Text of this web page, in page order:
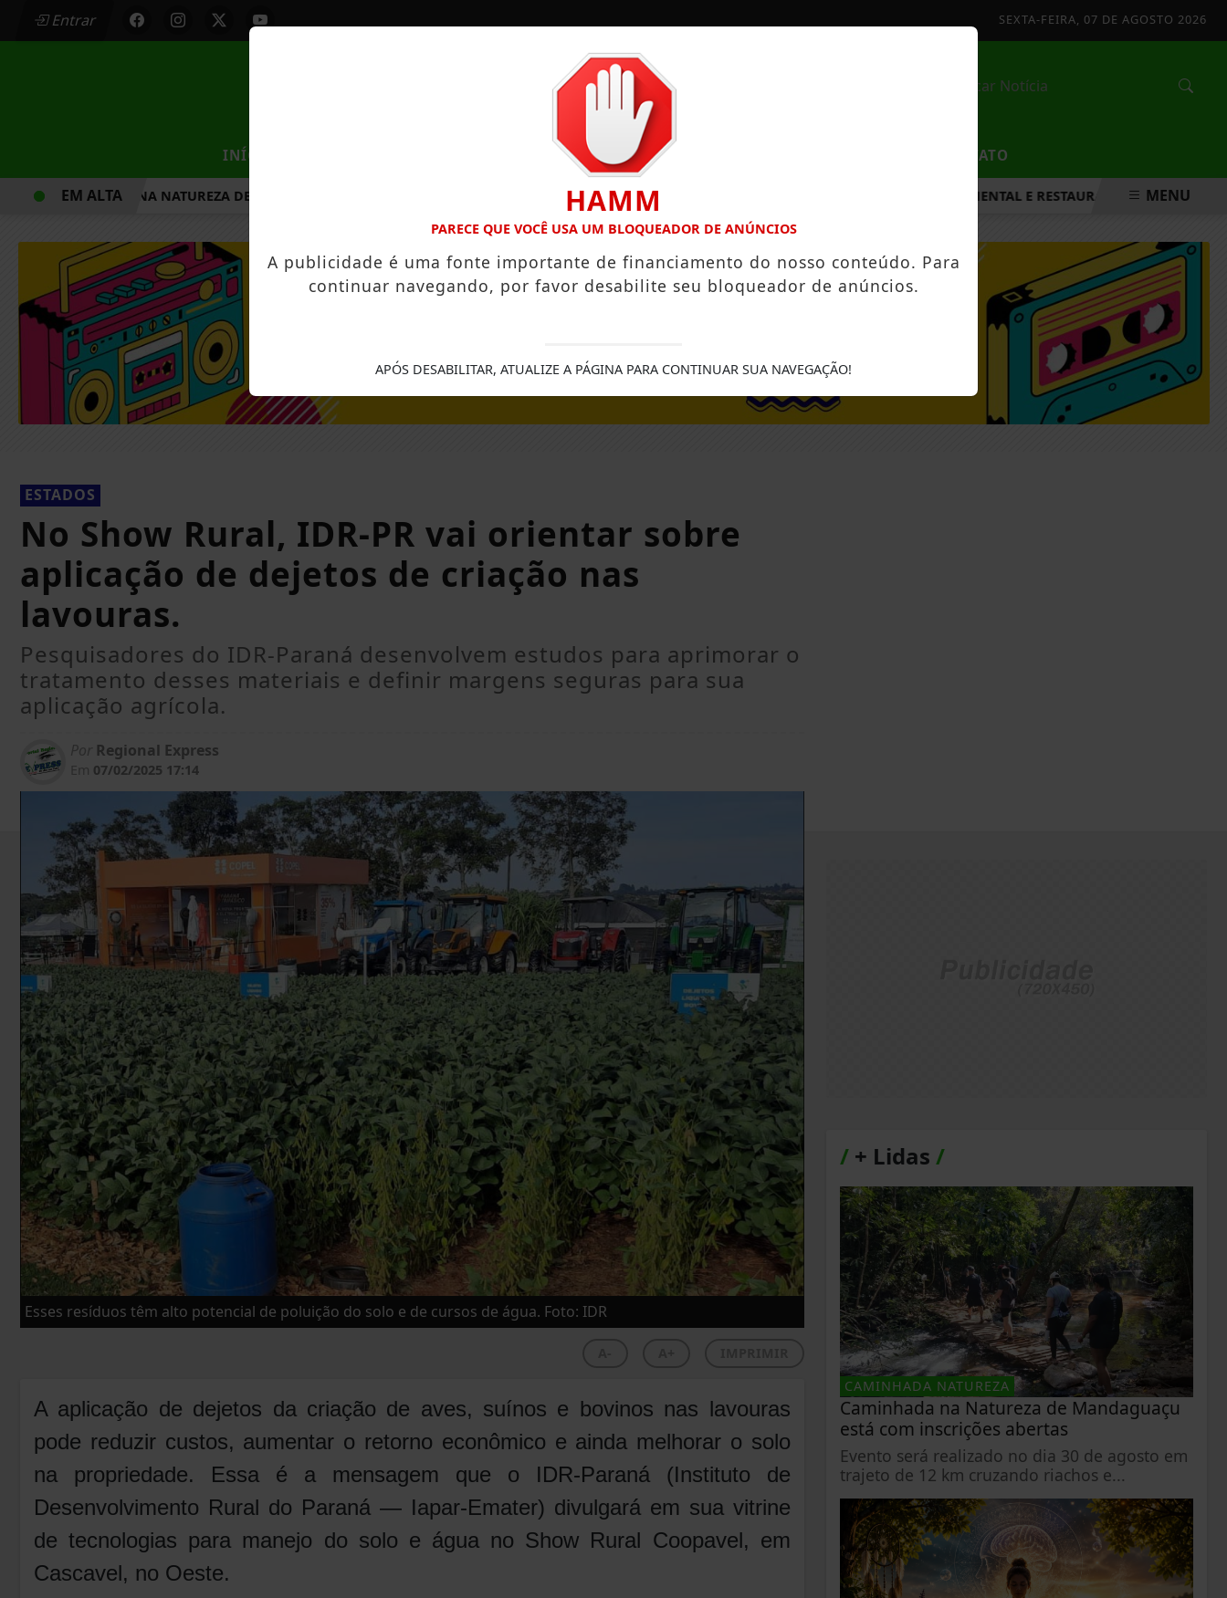
Entrar SEXTA-FEIRA, 07 DE AGOSTO 2026
INÍCIO ESPORTES COLUNAS CONTATO
CAMINHADA NA NATUREZA DE MANDAGUAÇU ESTÁ COM INSCRIÇÕES ABERTAS PRÁTICAS ESPIRITUAIS QUE PODEM FORTALECER A SAÚDE MENTAL E RESTAURAR O EQUILÍBRIO
EM ALTA MENU
FECHAR
ESTADOS
No Show Rural, IDR-PR vai orientar sobre
aplicação de dejetos de criação nas
lavouras.
Pesquisadores do IDR-Paraná desenvolvem estudos para aprimorar o
tratamento desses materiais e definir margens seguras para sua
aplicação agrícola.
Por Regional Express
Em 07/02/2025 17:14
Esses resíduos têm alto potencial de poluição do solo e de cursos de água. Foto: IDR
A aplicação de dejetos da criação de aves, suínos e bovinos nas lavouras
pode reduzir custos, aumentar o retorno econômico e ainda melhorar o solo
na propriedade. Essa é a mensagem que o IDR-Paraná (Instituto de
Desenvolvimento Rural do Paraná — Iapar-Emater) divulgará em sua vitrine
de tecnologias para manejo do solo e água no Show Rural Coopavel, em
Cascavel, no Oeste.
/+ Lidas /
CAMINHADA NATUREZA
Caminhada na Natureza de Mandaguaçu
está com inscrições abertas
Evento será realizado no dia 30 de agosto em
trajeto de 12 km cruzando riachos e...
HAMM
PARECE QUE VOCÊ USA UM BLOQUEADOR DE ANÚNCIOS
A publicidade é uma fonte importante de financiamento do nosso conteúdo. Para
continuar navegando, por favor desabilite seu bloqueador de anúncios.
APÓS DESABILITAR, ATUALIZE A PÁGINA PARA CONTINUAR SUA NAVEGAÇÃO!